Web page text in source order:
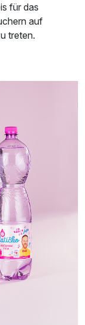
für das
auf
treten.